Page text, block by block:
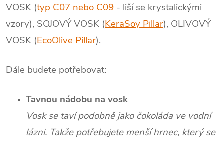
VOSK (typ C07 nebo C09 - liší se krystalickými
vzory), SOJOVÝ VOSK (KeraSoy Pillar), OLIVOVÝ
VOSK (EcoOlive Pillar).
Dále budete potřebovat:
Tavnou nádobu na vosk
Vosk se taví podobně jako čokoláda ve vodní
lázni. Takže potřebujete menší hrnec, který se